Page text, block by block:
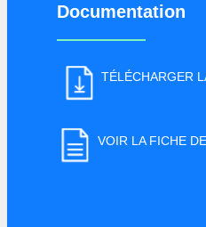
Documentation
TÉLÉCHARGER
VOIR LA FICHE